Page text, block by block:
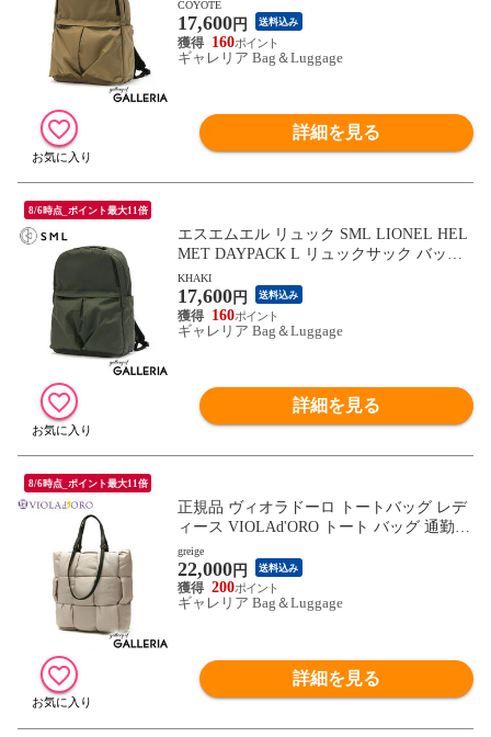
ロン 撥水 丈夫 PC 通勤 通学 大人 無地 カ
ジュアル ビジネス メンズ レディース K90
3040
COYOTE
17,600円 送料込み
160
ギャレリア Bag＆Luggage
詳細を見る
8/6時点_ポイント最大11倍
エスエムエル リュック SML LIONEL HEL
MET DAYPACK L リュックサック バック
パック デイパック A4 B4 大きめ 軽量 ナイ
ロン 撥水 丈夫 PC 通勤 通学 大人 無地 カ
ジュアル ビジネス メンズ レディース K90
3040
KHAKI
17,600円 送料込み
160
ギャレリア Bag＆Luggage
詳細を見る
8/6時点_ポイント最大11倍
正規品 ヴィオラドーロ トートバッグ レデ
ィース VIOLAd'ORO トート バッグ 通勤
軽量 肩掛け ブランド おしゃれ 持ち手 長
め ナイロン カジュアル 上品 きれいめ EL
MO エルモ ナイロンボンディングメッシュ
トート V-8687
greige
22,000円 送料込み
200
ギャレリア Bag＆Luggage
詳細を見る